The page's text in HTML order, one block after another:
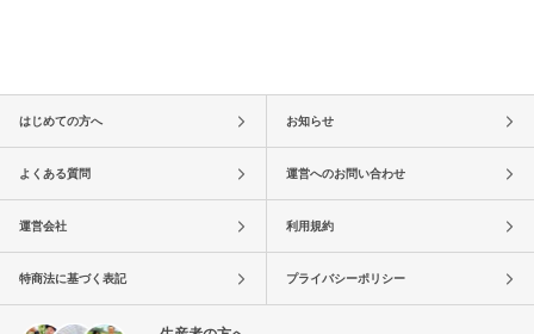
はじめての方へ お知らせ
よくある質問 運営へのお問い合わせ
運営会社 利用規約
特商法に基づく表記 プライバシーポリシー